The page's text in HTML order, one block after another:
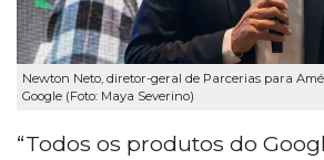
Newton Neto, diretor-geral de Parcerias para
Google (Foto: Maya Severino)
“Todos os produtos do